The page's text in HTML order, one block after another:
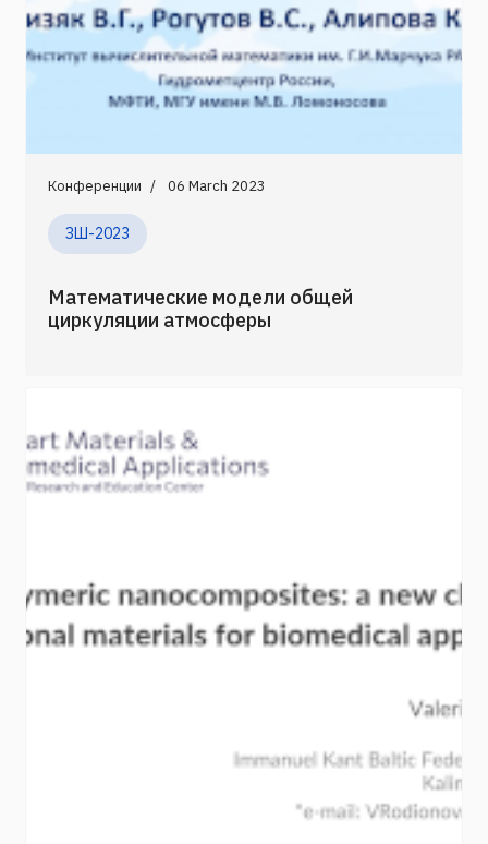
Конференции 06 March 2023
ЗШ-2023
Математические модели общей
циркуляции атмосферы